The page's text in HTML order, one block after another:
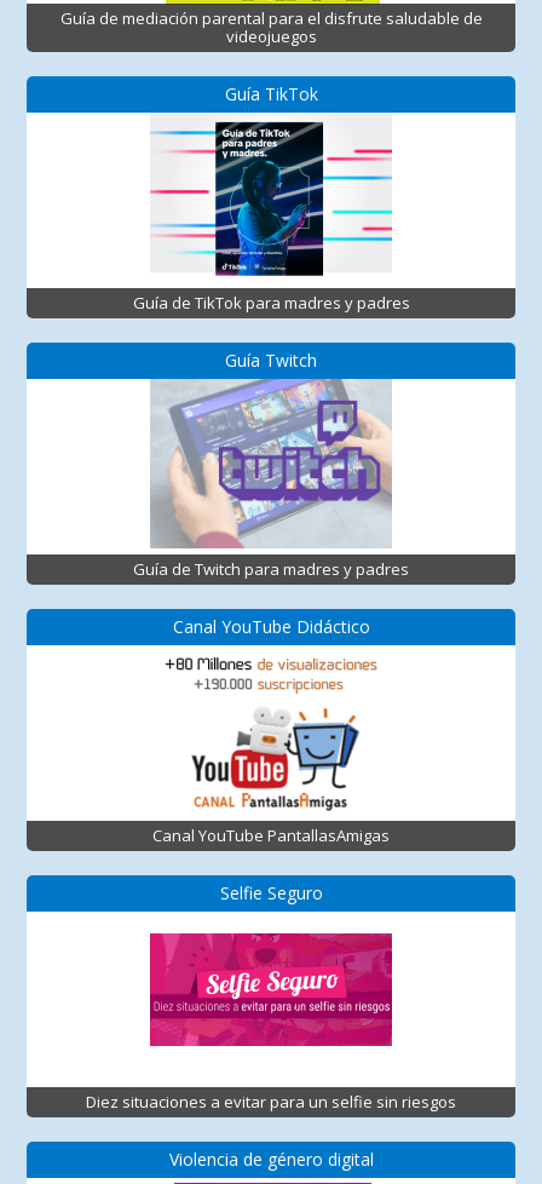
Guía de mediación parental para el disfrute saludable de
videojuegos
Guía TikTok
Guía de TikTok para madres y padres
Guía Twitch
Guía de Twitch para madres y padres
Canal YouTube Didáctico
Canal YouTube PantallasAmigas
Selfie Seguro
Diez situaciones a evitar para un selfie sin riesgos
Violencia de género digital